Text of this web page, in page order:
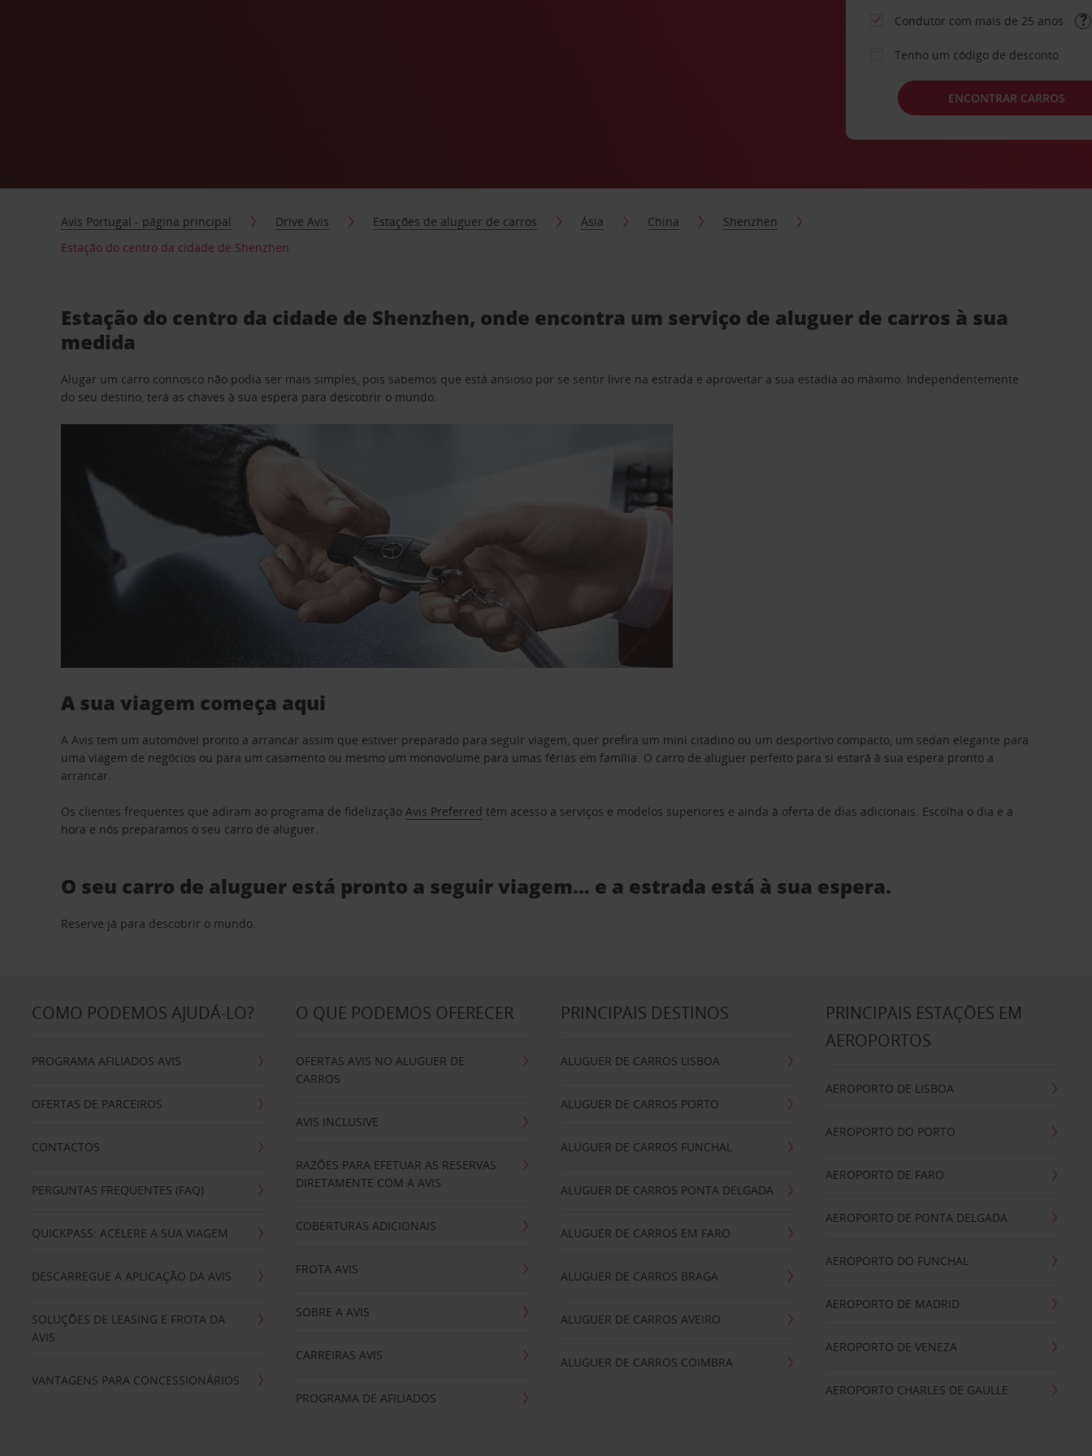
Condutor com mais de 25 anos
Tenho um código de desconto
ENCONTRAR CARROS
Avis Portugal - página principal Drive Avis Estações de aluguer de carros Ásia China
Shenzhen
Estação do centro da cidade de Shenzhen
Estação do centro da cidade de Shenzhen, onde encontra um serviço de aluguer de carros à sua
medida
Alugar um carro connosco não podia ser mais simples, pois sabemos que está ansioso por se sentir livre na estrada e aproveitar a sua estadia ao máximo. Independentemente
do seu destino, terá as chaves à sua espera para descobrir o mundo.
A sua viagem começa aqui
A Avis tem um automóvel pronto a arrancar assim que estiver preparado para seguir viagem, quer prefira um mini citadino ou um desportivo compacto, um sedan elegante para
uma viagem de negócios ou para um casamento ou mesmo um monovolume para umas férias em família. O carro de aluguer perfeito para si estará à sua espera pronto a
arrancar.
Os clientes frequentes que adiram ao programa de fidelizaçãoAvis Preferred têm acesso a serviços e modelos superiores e ainda à oferta de dias adicionais. Escolha o dia e a
hora e nós preparamos o seu carro de aluguer.
O seu carro de aluguer está pronto a seguir viagem… e a estrada está à sua espera.
Reserve já para descobrir o mundo.
COMO PODEMOS AJUDÁ-LO?
PROGRAMA AFILIADOS AVIS
OFERTAS DE PARCEIROS
CONTACTOS
PERGUNTAS FREQUENTES (FAQ)
QUICKPASS: ACELERE A SUA VIAGEM
DESCARREGUE A APLICAÇÃO DA AVIS
SOLUÇÕES DE LEASING E FROTA DA
AVIS
VANTAGENS PARA CONCESSIONÁRIOS
O QUE PODEMOS OFERECER
OFERTAS AVIS NO ALUGUER DE
CARROS
AVIS INCLUSIVE
RAZÕES PARA EFETUAR AS RESERVAS
DIRETAMENTE COM A AVIS
COBERTURAS ADICIONAIS
FROTA AVIS
SOBRE A AVIS
CARREIRAS AVIS
PROGRAMA DE AFILIADOS
PRINCIPAIS DESTINOS
ALUGUER DE CARROS LISBOA
ALUGUER DE CARROS PORTO
ALUGUER DE CARROS FUNCHAL
ALUGUER DE CARROS PONTA DELGADA
ALUGUER DE CARROS EM FARO
ALUGUER DE CARROS BRAGA
ALUGUER DE CARROS AVEIRO
ALUGUER DE CARROS COIMBRA
PRINCIPAIS ESTAÇÕES EM
AEROPORTOS
AEROPORTO DE LISBOA
AEROPORTO DO PORTO
AEROPORTO DE FARO
AEROPORTO DE PONTA DELGADA
AEROPORTO DO FUNCHAL
AEROPORTO DE MADRID
AEROPORTO DE VENEZA
AEROPORTO CHARLES DE GAULLE